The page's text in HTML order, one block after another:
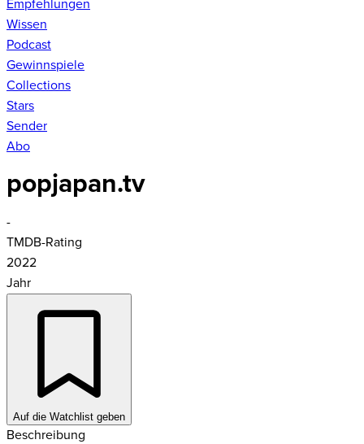
Empfehlungen
Wissen
Podcast
Gewinnspiele
Collections
Stars
Sender
Abo
popjapan.tv
-
TMDB-Rating
2022
Jahr
Auf die Watchlist geben
Beschreibung